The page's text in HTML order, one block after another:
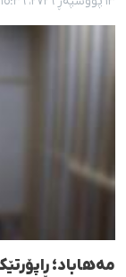
مەهاباد؛